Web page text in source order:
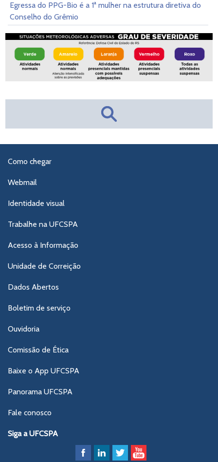
Egressa do PPG-Bio é a 1ª mulher na estrutura diretiva do
Conselho do Grêmio
Como chegar
Webmail
Identidade visual
Trabalhe na UFCSPA
Acesso à Informação
Unidade de Correição
Dados Abertos
Boletim de serviço
Ouvidoria
Comissão de Ética
Baixe o App UFCSPA
Panorama UFCSPA
Fale conosco
Siga a UFCSPA